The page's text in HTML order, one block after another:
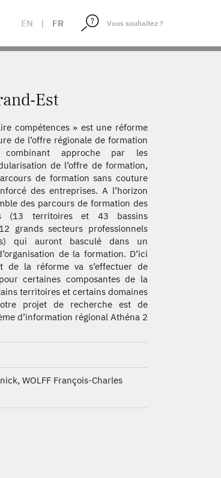
EN | FR
Est
compétences » est une réforme
de l’offre régionale de formation
approche par les
de l’offre de formation,
de formation sans couture
des entreprises. A l’horizon
des parcours de formation des
(13 territoires et 43 bassins
grands secteurs professionnels
qui auront basculé dans un
de la formation. D’ici
de la réforme va s’effectuer de
certaines composantes de la
territoires et certains domaines
projet de recherche est de
d’information régional Athéna 2
WOLFF François-Charles